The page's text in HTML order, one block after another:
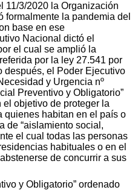
11/3/2020 la Organización
formalmente la pandemia del
base en ese
Nacional dictó el
el cual se amplió la
por la ley 27.541 por
después, el Poder Ejecutivo
y Urgencia nº
Preventivo y Obligatorio”
objetivo de proteger la
quienes habitan en el país o
de “aislamiento social,
el cual todas las personas
habituales o en el
de concurrir a sus
y Obligatorio” ordenado